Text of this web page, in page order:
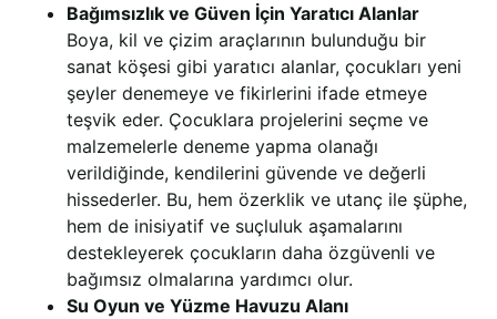
Bağımsızlık ve Güven İçin Yaratıcı Alanlar
Boya, kil ve çizim araçlarının bulunduğu bir
sanat köşesi gibi yaratıcı alanlar, çocukları yeni
şeyler denemeye ve fikirlerini ifade etmeye
teşvik eder. Çocuklara projelerini seçme ve
malzemelerle deneme yapma olanağı
verildiğinde, kendilerini güvende ve değerli
hissederler. Bu, hem özerklik ve utanç ile şüphe,
hem de inisiyatif ve suçluluk aşamalarını
destekleyerek çocukların daha özgüvenli ve
bağımsız olmalarına yardımcı olur.
Su Oyun ve Yüzme Havuzu Alanı